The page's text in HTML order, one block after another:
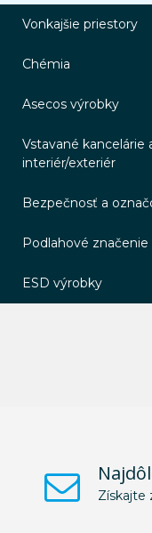
Vonkajšie priestory
Chémia
Asecos výrobky
Vstavané kancelárie
interiér/exteriér
Bezpečnosť a
Podlahové značenie
ESD výrobky
Získajte